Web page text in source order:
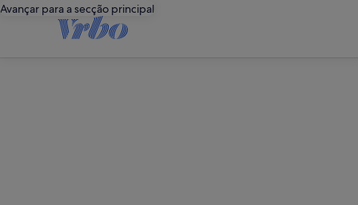
Avançar para a secção principal